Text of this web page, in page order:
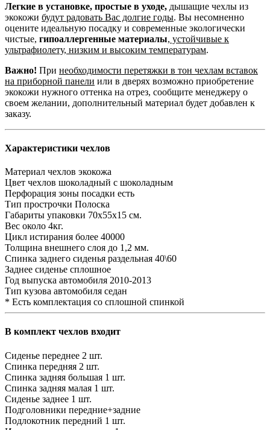
Легкие в установке, простые в уходе, дышащие чехлы из
экокожи будут радовать Вас долгие годы. Вы несомненно
оцените идеальную посадку и современные экологически
чистые, гипоаллергенные материалы, устойчивые к
ультрафиолету, низким и высоким температурам.
Важно! При необходимости перетяжки в тон чехлам вставок
на приборной панели или в дверях возможно приобретение
экокожи нужного оттенка на отрез, сообщите менеджеру о
своем желании, дополнительный материал будет добавлен к
заказу.
Характеристики чехлов
Материал чехлов экокожа
Цвет чехлов шоколадный с шоколадным
Перфорация зоны посадки есть
Тип прострочки Полоска
Габариты упаковки 70х55х15 см.
Вес около 4кг.
Цикл истирания более 40000
Толщина внешнего слоя до 1,2 мм.
Спинка заднего сиденья раздельная 40\60
Заднее сиденье сплошное
Год выпуска автомобиля 2010-2013
Тип кузова автомобиля седан
* Есть комплектация со сплошной спинкой
В комплект чехлов входит
Сиденье переднее 2 шт.
Спинка передняя 2 шт.
Спинка задняя большая 1 шт.
Спинка задняя малая 1 шт.
Сиденье заднее 1 шт.
Подголовники передние+задние
Подлокотник передний 1 шт.